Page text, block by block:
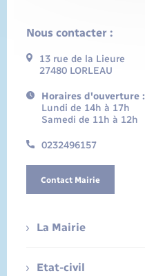
Nous contacter :
13 rue de la Lieure
27480 LORLEAU
Horaires d'ouverture :
Lundi de 14h à 17h
Samedi de 11h à 12h
0232496157
Contact Mairie
La Mairie
Etat-civil